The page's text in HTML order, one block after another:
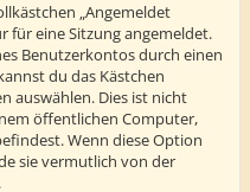
„Angemeldet
für eine Sitzung angemeldet.
Benutzerkontos durch einen
du das Kästchen
auswählen. Dies ist nicht
öffentlichen Computer,
Wenn diese Option
sie vermutlich von der